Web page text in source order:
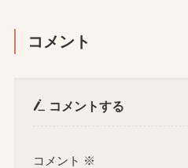
コメント
コメントする
コメント ※